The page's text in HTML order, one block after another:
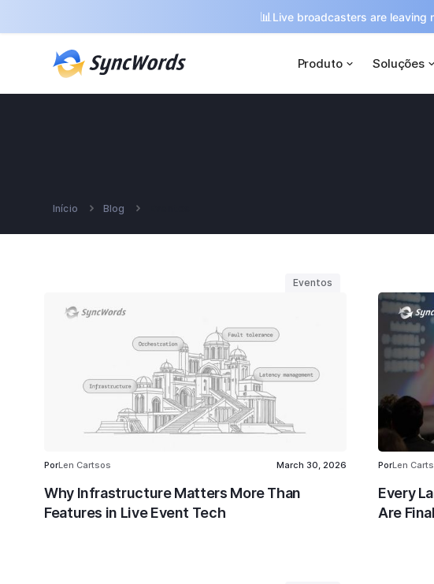
📊Live broadcasters are leaving
Produto Soluções
Início  Blog 
Eventos
PorLen Cartsos March 30, 2026
Why Infrastructure Matters More Than
Features in Live Event Tech
PorLen
Every
Are